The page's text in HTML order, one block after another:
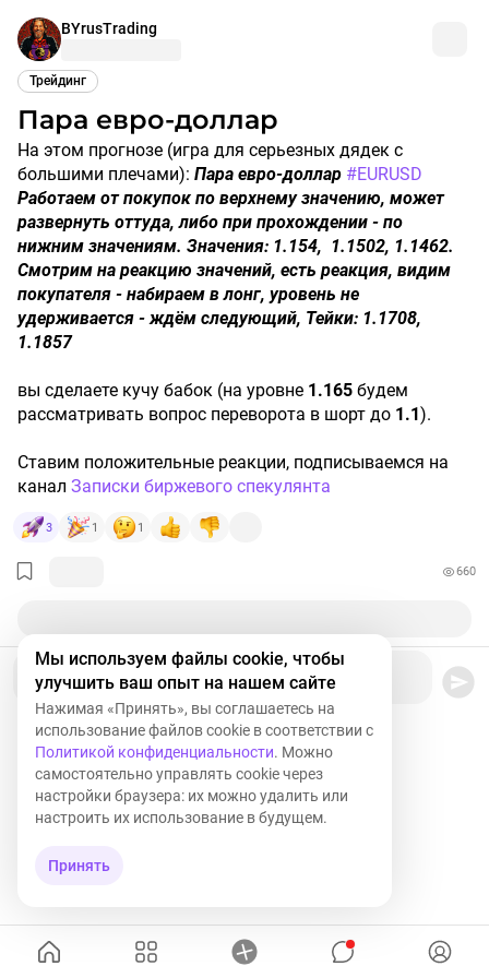
BYrusTrading
Трейдинг
Пара евро-доллар
На этом прогнозе (игра для серьезных дядек с
большими плечами): Пара евро-доллар #EURUSD
Работаем от покупок по верхнему значению, может
развернуть оттуда, либо при прохождении - по
нижним значениям. Значения: 1.154, 1.1502, 1.1462.
Смотрим на реакцию значений, есть реакция, видим
покупателя - набираем в лонг, уровень не
удерживается - ждём следующий, Тейки: 1.1708,
1.1857
вы сделаете кучу бабок (на уровне 1.165 будем
рассматривать вопрос переворота в шорт до 1.1).
Ставим положительные реакции, подписываемся на
канал Записки биржевого спекулянта
3 1 1
660
Ваш комментарий
Мы используем файлы cookie, чтобы
улучшить ваш опыт на нашем сайте
Нажимая «Принять», вы соглашаетесь на
использование файлов cookie в соответствии с
Политикой конфиденциальности. Можно
самостоятельно управлять cookie через
настройки браузера: их можно удалить или
настроить их использование в будущем.
Принять